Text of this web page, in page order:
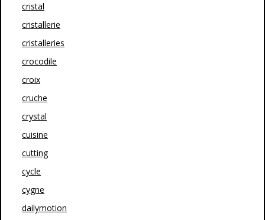
cristal
cristallerie
cristalleries
crocodile
croix
cruche
crystal
cuisine
cutting
cycle
cygne
dailymotion